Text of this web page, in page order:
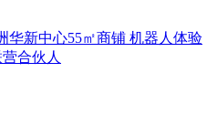
华新中心55㎡商铺 机器人体验
合伙人